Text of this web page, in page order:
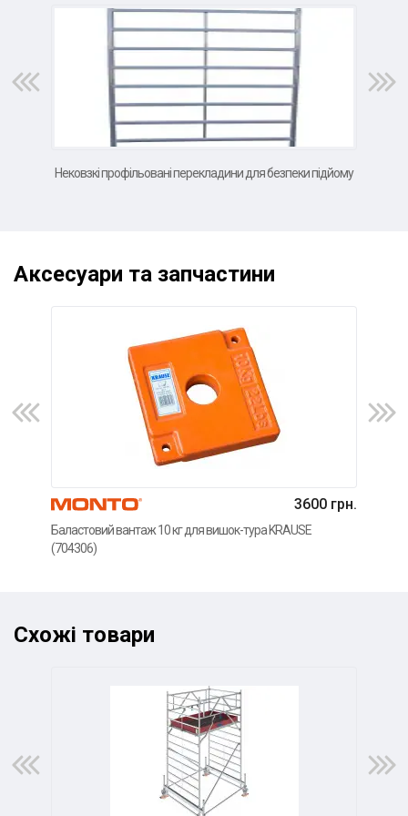
Нековзкі профільовані перекладини для безпеки підйому
Аксесуари та запчастини
3600 грн.
Баластовий вантаж 10 кг для вишок-тура KRAUSE
(704306)
Схожі товари